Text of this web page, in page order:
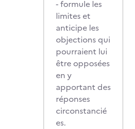
- formule les
limites et
anticipe les
objections qui
pourraient lui
être opposées
en y
apportant des
réponses
circonstancié
es.